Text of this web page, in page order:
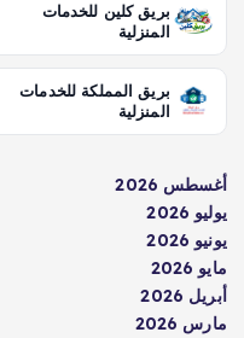
بريق كلين للخدمات
المنزلية
بريق المملكة للخدمات
المنزلية
أغسطس 2026
يوليو 2026
يونيو 2026
مايو 2026
أبريل 2026
مارس 2026